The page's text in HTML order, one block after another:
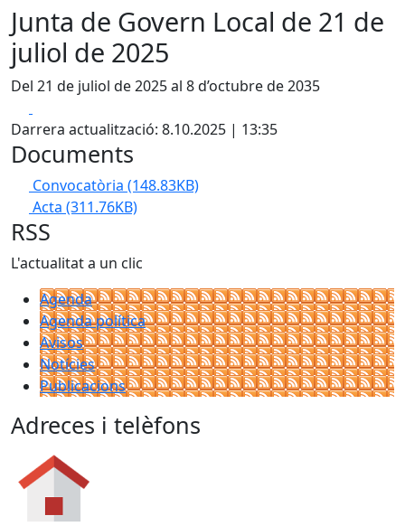
Junta de Govern Local de 21 de
juliol de 2025
Del 21 de juliol de 2025 al 8 d’octubre de 2035
Darrera actualització: 8.10.2025 | 13:35
Documents
Convocatòria (148.83KB)
Acta (311.76KB)
RSS
L'actualitat a un clic
Agenda
Agenda política
Avisos
Notícies
Publicacions
Adreces i telèfons